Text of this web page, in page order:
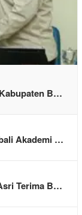
B…
Akademi …
Terima B…